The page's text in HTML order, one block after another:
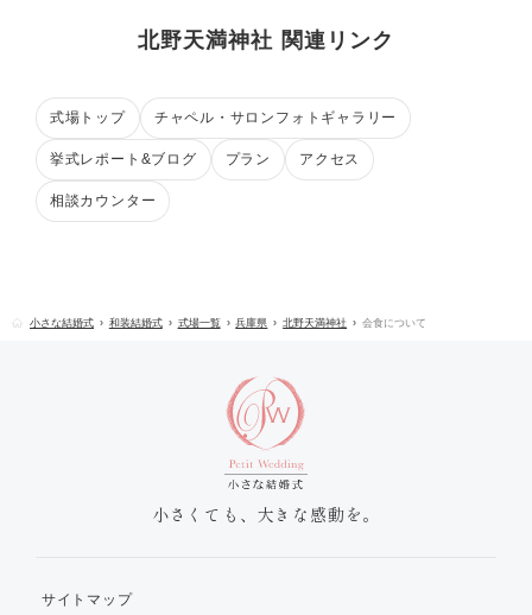
北野天満神社 関連リンク
式場トップ チャペル・サロンフォトギャラリー
挙式レポート&ブログ プラン アクセス
相談カウンター
小さな結婚式 和装結婚式 式場一覧 兵庫県 北野天満神社 会食について
小さくても、大きな感動を。
サイトマップ